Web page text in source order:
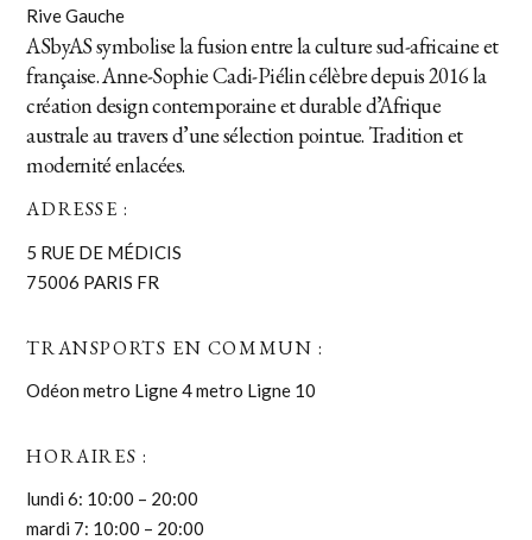
Rive Gauche
ASbyAS symbolise la fusion entre la culture sud-africaine et
française. Anne-Sophie Cadi-Piélin célèbre depuis 2016 la
création design contemporaine et durable d’Afrique
australe au travers d’une sélection pointue. Tradition et
modernité enlacées.
ADRESSE :
5 RUE DE MÉDICIS
75006 PARIS FR
TRANSPORTS EN COMMUN :
Odéonmetro Ligne 4metro Ligne 10
HORAIRES :
lundi 6: 10:00 – 20:00
mardi 7: 10:00 – 20:00